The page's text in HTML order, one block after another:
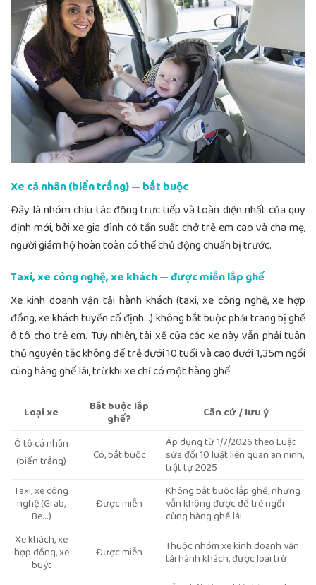
Xe cá nhân (biển trắng) — bắt buộc
Đây là nhóm chịu tác động trực tiếp và toàn diện nhất của quy
định mới, bởi xe gia đình có tần suất chở trẻ em cao và cha mẹ,
người giám hộ hoàn toàn có thể chủ động chuẩn bị trước.
Taxi, xe công nghệ, xe khách — được miễn lắp ghế
Xe kinh doanh vận tải hành khách (taxi, xe công nghệ, xe hợp
đồng, xe khách tuyến cố định…) không bắt buộc phải trang bị ghế
ô tô cho trẻ em. Tuy nhiên, tài xế của các xe này vẫn phải tuân
thủ nguyên tắc không để trẻ dưới 10 tuổi và cao dưới 1,35m ngồi
cùng hàng ghế lái, trừ khi xe chỉ có một hàng ghế.
Loại xe Bắt buộc lắp
ghế?
Căn cứ / lưu ý
Ô tô cá nhân
(biển trắng)
Có, bắt buộc
Áp dụng từ 1/7/2026 theo Luật
sửa đổi 10 luật liên quan an ninh,
trật tự 2025
Taxi, xe công
nghệ (Grab,
Be…)
Được miễn
Không bắt buộc lắp ghế, nhưng
vẫn không được để trẻ ngồi
cùng hàng ghế lái
Xe khách, xe
hợp đồng, xe
buýt
Được miễn Thuộc nhóm xe kinh doanh vận
tải hành khách, được loại trừ